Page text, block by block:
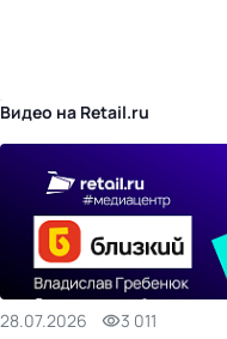
Видео на Retail.ru
28.07.2026 3 011